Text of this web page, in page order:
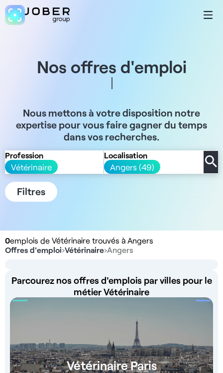
Nos offres d'emploi
Nous mettons à votre disposition notre
expertise pour vous faire gagner du temps
dans vos recherches.
Profession
Vétérinaire
Localisation
Angers (49)
Filtres
0emplois de Vétérinaire trouvés à Angers
Offres d'emploi›Vétérinaire›Angers
Parcourez nos offres d'emplois par villes pour le
métier Vétérinaire
Vétérinaire Paris